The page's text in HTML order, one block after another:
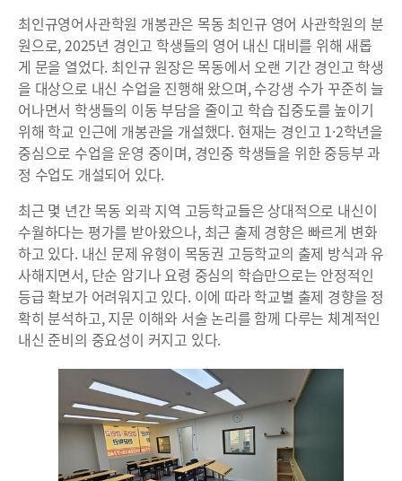
최인규영어사관학원 개봉관은 목동 최인규 영어 사관학원의 분
원으로, 2025년 경인고 학생들의 영어 내신 대비를 위해 새롭
게 문을 열었다. 최인규 원장은 목동에서 오랜 기간 경인고 학생
을 대상으로 내신 수업을 진행해 왔으며, 수강생 수가 꾸준히 늘
어나면서 학생들의 이동 부담을 줄이고 학습 집중도를 높이기
위해 학교 인근에 개봉관을 개설했다. 현재는 경인고 1·2학년을
중심으로 수업을 운영 중이며, 경인중 학생들을 위한 중등부 과
정 수업도 개설되어 있다.
최근 몇 년간 목동 외곽 지역 고등학교들은 상대적으로 내신이
수월하다는 평가를 받아왔으나, 최근 출제 경향은 빠르게 변화
하고 있다. 내신 문제 유형이 목동권 고등학교의 출제 방식과 유
사해지면서, 단순 암기나 요령 중심의 학습만으로는 안정적인
등급 확보가 어려워지고 있다. 이에 따라 학교별 출제 경향을 정
확히 분석하고, 지문 이해와 서술 논리를 함께 다루는 체계적인
내신 준비의 중요성이 커지고 있다.